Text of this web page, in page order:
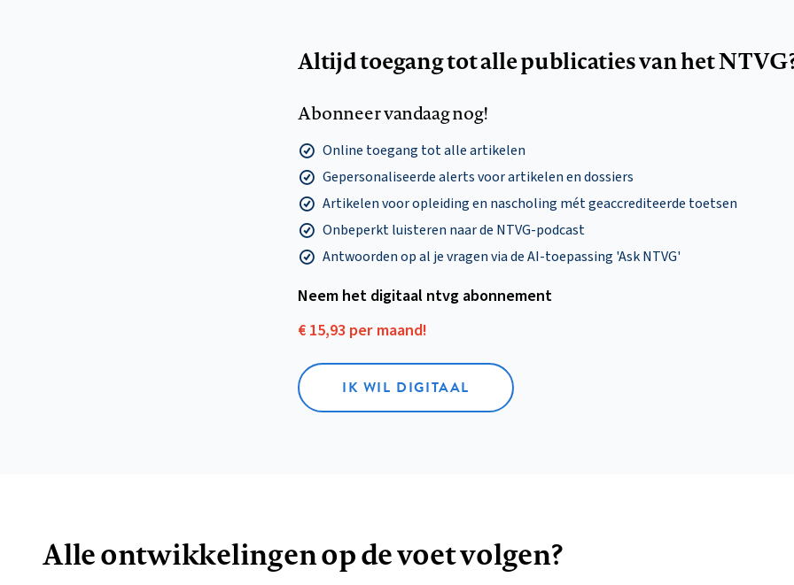
Altijd toegang tot alle publicaties van het
Abonneer vandaag nog!
Online toegang tot alle artikelen
Gepersonaliseerde alerts voor artikelen en dossiers
Artikelen voor opleiding en nascholing mét geaccrediteerde toetsen
Onbeperkt luisteren naar de NTVG-podcast
Antwoorden op al je vragen via de AI-toepassing 'Ask NTVG'
Neem het digitaal ntvg abonnement
€ 15,93 per maand!
IK WIL DIGITAAL
Alle ontwikkelingen op de voet volgen?